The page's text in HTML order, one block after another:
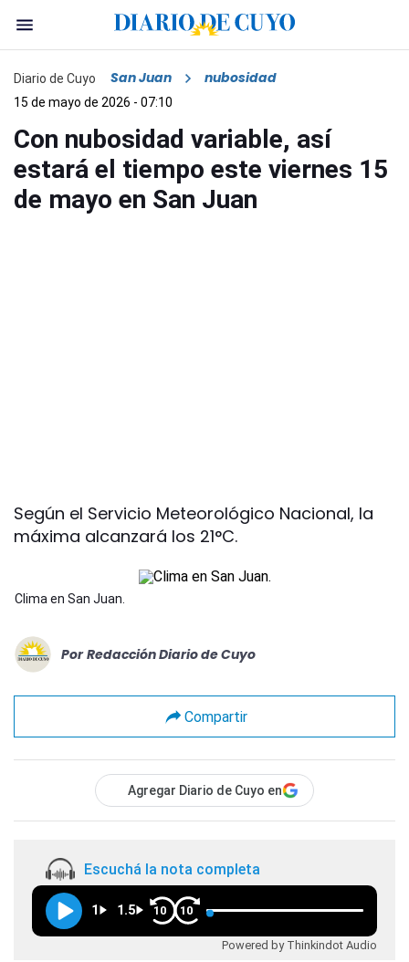
Diario de Cuyo San Juan nubosidad
15 de mayo de 2026 - 07:10
Con nubosidad variable, así
estará el tiempo este viernes 15
de mayo en San Juan
Según el Servicio Meteorológico Nacional, la
máxima alcanzará los 21°C.
Clima en San Juan.
Por Redacción Diario de Cuyo
Compartir
Agregar Diario de Cuyo en
Escuchá la nota completa
1 1.5 10 10
Powered by Thinkindot Audio